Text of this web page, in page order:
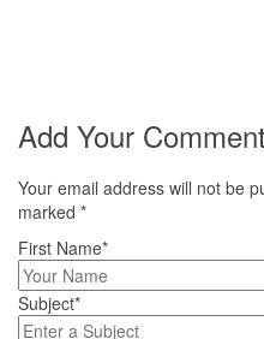
Add Your
Your email address will not be
marked *
First Name*
Subject*